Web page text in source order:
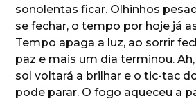
sonolentas ficar. Olhinhos
se fechar, o tempo por hoje já
Tempo apaga a luz, ao sorrir
paz e mais um dia terminou.
sol voltará a brilhar e o tic-tac
pode parar. O fogo aqueceu a